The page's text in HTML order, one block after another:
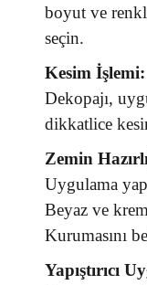
boyut ve
seçin.
Kesim İşlemi:
Dekopajı,
dikkatlice
Zemin
Uygulama
Beyaz ve
Kurumasını
Yapıştırıcı